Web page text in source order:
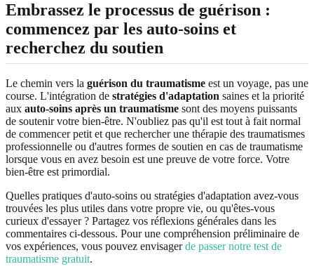
Embrassez le processus de guérison :
commencez par les auto-soins et
recherchez du soutien
Le chemin vers la guérison du traumatisme est un voyage, pas une
course. L'intégration de stratégies d'adaptation saines et la priorité
aux auto-soins après un traumatisme sont des moyens puissants
de soutenir votre bien-être. N'oubliez pas qu'il est tout à fait normal
de commencer petit et que rechercher une thérapie des traumatismes
professionnelle ou d'autres formes de soutien en cas de traumatisme
lorsque vous en avez besoin est une preuve de votre force. Votre
bien-être est primordial.
Quelles pratiques d'auto-soins ou stratégies d'adaptation avez-vous
trouvées les plus utiles dans votre propre vie, ou qu'êtes-vous
curieux d'essayer ? Partagez vos réflexions générales dans les
commentaires ci-dessous. Pour une compréhension préliminaire de
vos expériences, vous pouvez envisagerde passer notre test de
traumatisme gratuit.